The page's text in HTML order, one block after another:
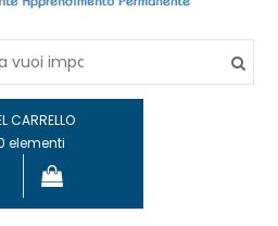
CARRELLO
elementi